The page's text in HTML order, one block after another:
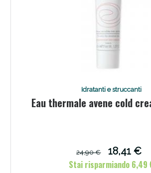
Idratanti e struccanti
Eau thermale avene cold
24,90 €
18,41 €
Stai risparmiando 6,49